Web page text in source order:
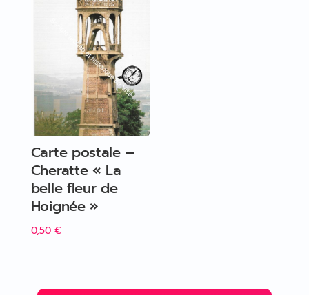
Carte postale –
Cheratte « La
belle fleur de
Hoignée »
0,50 €